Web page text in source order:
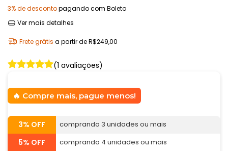
3% de descontopagando com Boleto
Ver mais detalhes
Frete grátis a partir deR$249,00
(1 avaliações)
Compre mais, pague menos!
3% OFF comprando 3 unidades ou mais
5% OFF comprando 4 unidades ou mais